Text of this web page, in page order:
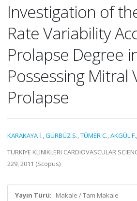
Investigation of
Rate Variability
Prolapse Degree
Possessing Mitral
Prolapse
KARAKAYA İ.,GÜRBÜZ S.,TÜMER C.,AKGÜL F.,
TURKIYE KLINIKLERI CARDIOVASCULAR
229, 2011 (Scopus)
Yayın Türü: Makale / Tam Makale